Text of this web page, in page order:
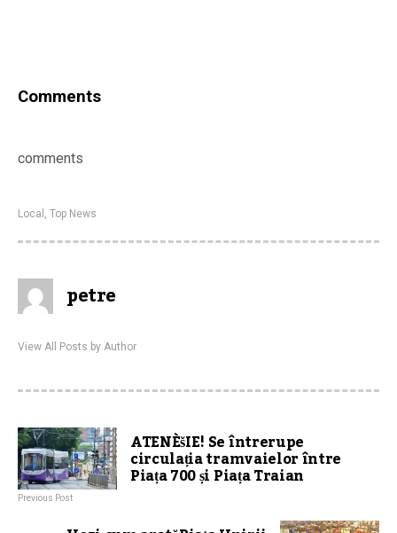
Comments
comments
Local Top News
petre
View All Posts by Author
ATENÈšIE! Se întrerupe
circulația tramvaielor între
Piața 700 și Piața Traian
Previous Post